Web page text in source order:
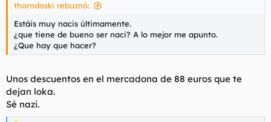
thorndoski rebuznó:
Estáis muy nacis últimamente.
¿que tiene de bueno ser naci? A lo mejor me apunto.
¿Que hay que hacer?
Unos descuentos en el mercadona de 88 euros que te
dejan loka.
Sé nazi.